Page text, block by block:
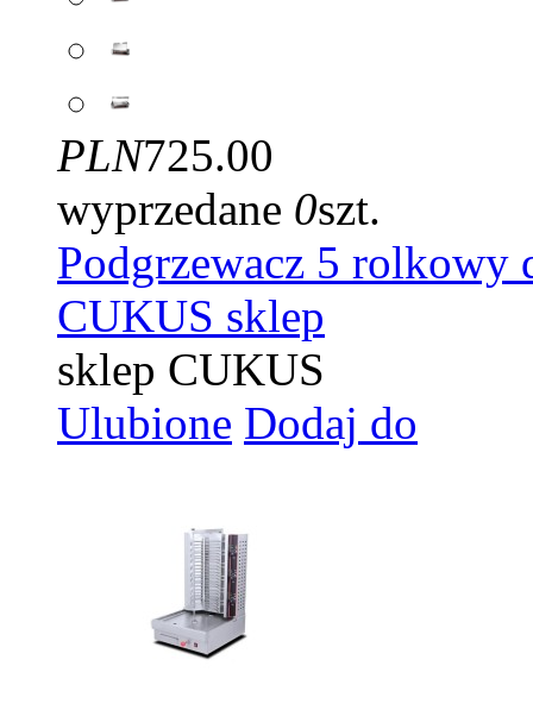
PLN725.00
wyprzedane 0szt.
Podgrzewacz 5 rolkowy
CUKUS sklep
sklep CUKUS
Ulubione Dodaj do